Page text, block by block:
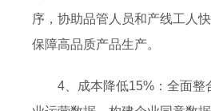
序，协助品管人员和产线工人
保障高品质产品生产。
4、成本降低15%：全面整